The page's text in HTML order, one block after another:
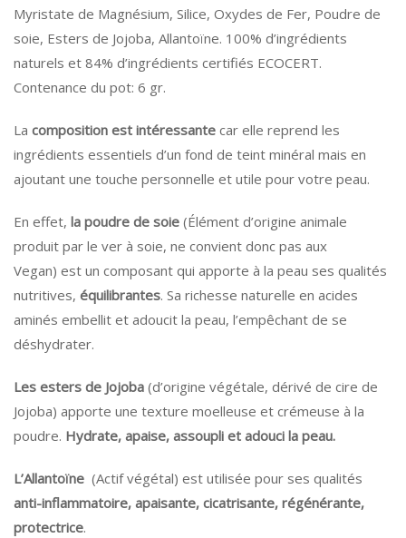
Myristate de Magnésium, Silice, Oxydes de Fer, Poudre de
soie, Esters de Jojoba, Allantoïne. 100% d’ingrédients
naturels et 84% d’ingrédients certifiés ECOCERT.
Contenance du pot: 6 gr.
La composition est intéressante car elle reprend les
ingrédients essentiels d’un fond de teint minéral mais en
ajoutant une touche personnelle et utile pour votre peau.
En effet, la poudre de soie (Élément d’origine animale
produit par le ver à soie, ne convient donc pas aux
Vegan) est un composant qui apporte à la peau ses qualités
nutritives, équilibrantes. Sa richesse naturelle en acides
aminés embellit et adoucit la peau, l’empêchant de se
déshydrater.
Les esters de Jojoba (d’origine végétale, dérivé de cire de
Jojoba) apporte une texture moelleuse et crémeuse à la
poudre. Hydrate, apaise, assoupli et adouci la peau.
L’Allantoïne (Actif végétal) est utilisée pour ses qualités
anti-inflammatoire, apaisante, cicatrisante, régénérante,
protectrice.